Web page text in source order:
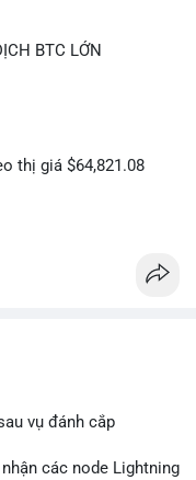
BTC LỚN
thị giá $64,821.08
mô này, hành vi cho
bị thanh khoản cho
là thấp, nhưng tâm
giao dịch và dòng
vụ đánh cắp
các node Lightning